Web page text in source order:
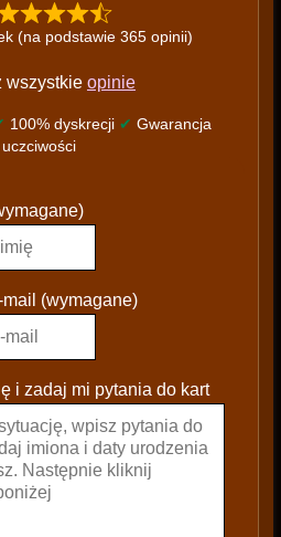
(na podstawie 365 opinii)
wszystkie opinie
100% dyskrecji ✔ Gwarancja
uczciwości
(wymagane)
i zadaj mi pytania do kart